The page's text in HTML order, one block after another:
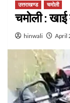
उत्तराखण्ड चमोली
चमोली :
hinwali April